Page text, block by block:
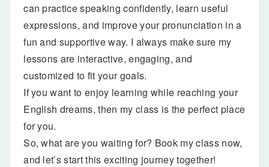
can practice speaking confidently, learn useful
expressions, and improve your pronunciation in a
fun and supportive way. I always make sure my
lessons are interactive, engaging, and
customized to fit your goals.
If you want to enjoy learning while reaching your
English dreams, then my class is the perfect place
for you.
So, what are you waiting for? Book my class now,
and let’s start this exciting journey together!